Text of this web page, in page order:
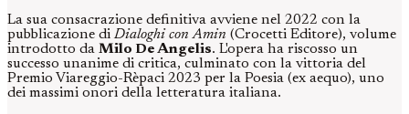
La sua consacrazione definitiva avviene nel 2022 con la
pubblicazione di Dialoghi con Amin (Crocetti Editore), volume
introdotto da Milo De Angelis. L'opera ha riscosso un
successo unanime di critica, culminato con la vittoria del
Premio Viareggio-Rèpaci 2023 per la Poesia (ex aequo), uno
dei massimi onori della letteratura italiana.